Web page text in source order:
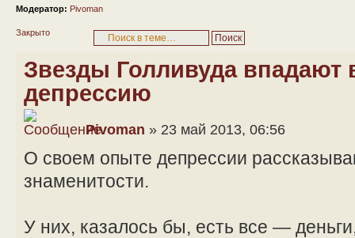
Модератор: Pivoman
Закрыто
Звезды Голливуда впадают
депрессию
Pivoman » 23 май 2013, 06:56
О своем опыте депрессии
знаменитости.
У них, казалось бы, есть все —